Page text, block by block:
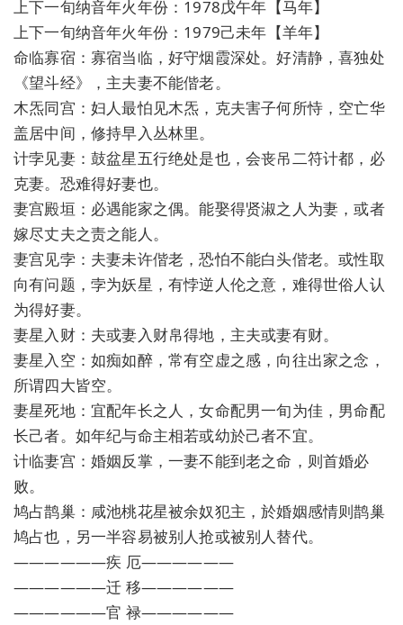
上下一旬纳音年火年份：1978戊午年【马年】
上下一旬纳音年火年份：1979己未年【羊年】
命临寡宿：寡宿当临，好守烟霞深处。好清静，喜独处
《望斗经》，主夫妻不能偕老。
木炁同宫：妇人最怕见木炁，克夫害子何所恃，空亡华
盖居中间，修持早入丛林里。
计孛见妻：鼓盆星五行绝处是也，会丧吊二符计都，必
克妻。恐难得好妻也。
妻宫殿垣：必遇能家之偶。能娶得贤淑之人为妻，或者
嫁尽丈夫之责之能人。
妻宫见孛：夫妻未许偕老，恐怕不能白头偕老。或性取
向有问题，孛为妖星，有悖逆人伦之意，难得世俗人认
为得好妻。
妻星入财：夫或妻入财帛得地，主夫或妻有财。
妻星入空：如痴如醉，常有空虚之感，向往出家之念，
所谓四大皆空。
妻星死地：宜配年长之人，女命配男一旬为佳，男命配
长己者。如年纪与命主相若或幼於己者不宜。
计临妻宫：婚姻反掌，一妻不能到老之命，则首婚必
败。
鸠占鹊巢：咸池桃花星被余奴犯主，於婚姻感情则鹊巢
鸠占也，另一半容易被别人抢或被别人替代。
——————疾 厄——————
——————迁 移——————
——————官 禄——————